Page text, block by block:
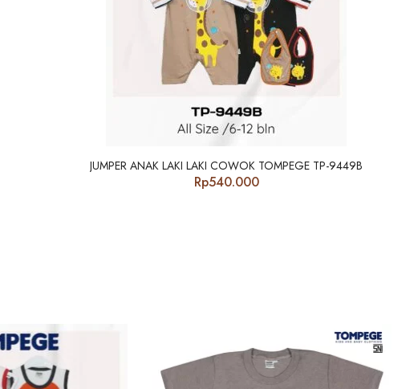
JUMPER ANAK LAKI LAKI COWOK TOMPEGE TP-9449B
Rp540.000